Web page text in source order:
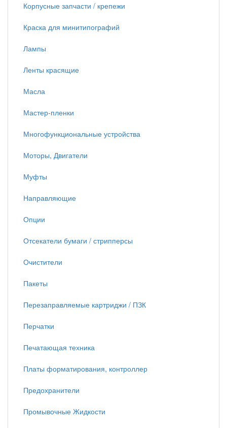
Корпусные запчасти / крепежи
Краска для минитипографий
Лампы
Ленты красящие
Масла
Мастер-пленки
Многофункциональные устройства
Моторы, Двигатели
Муфты
Направляющие
Опции
Отсекатели бумаги / стрипперсы
Очистители
Пакеты
Перезаправляемые картриджи / ПЗК
Перчатки
Печатающая техника
Платы форматирования, контроллер
Предохранители
Промывочные Жидкости